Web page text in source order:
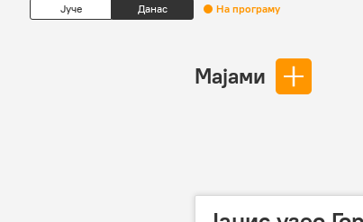
Јуче Данас На програму
Мајами